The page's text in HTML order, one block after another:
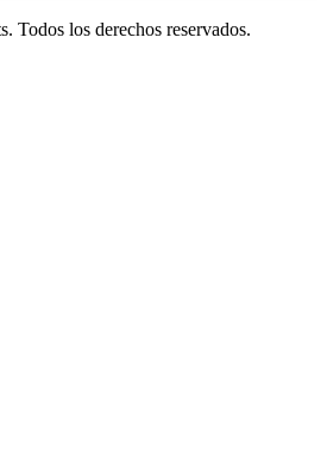
Todos los derechos reservados.